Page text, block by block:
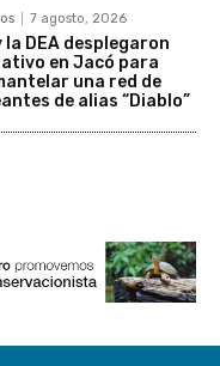
7 agosto, 2026
la DEA desplegaron
en Jacó para
una red de
de alias “Diablo”